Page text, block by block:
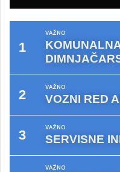
VAŽNO
VAŽNO
VOZNI RED
VAŽNO
SERVISNE
VAŽNO